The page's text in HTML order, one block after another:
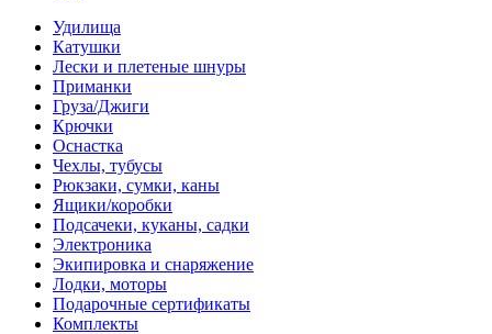
Удилища
Катушки
Лески и плетеные шнуры
Приманки
Груза/Джиги
Крючки
Оснастка
Чехлы, тубусы
Рюкзаки, сумки, каны
Ящики/коробки
Подсачеки, куканы, садки
Электроника
Экипировка и снаряжение
Лодки, моторы
Подарочные сертификаты
Комплекты